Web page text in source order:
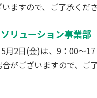
ますので、ご了承くださ
リューション事業部
月2日(金)は、9：00～
がございますので、ご